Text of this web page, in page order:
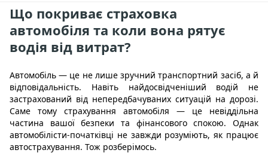
Що покриває страховка
автомобіля та коли вона рятує
водія від витрат?
Автомобіль — це не лише зручний транспортний засіб, а й
відповідальність. Навіть найдосвідченіший водій не
застрахований від непередбачуваних ситуацій на дорозі.
Саме тому страхування автомобіля — це невіддільна
частина вашої безпеки та фінансового спокою. Однак
автомобілісти-початківці не завжди розуміють, як працює
автострахування. Тож розберімось.